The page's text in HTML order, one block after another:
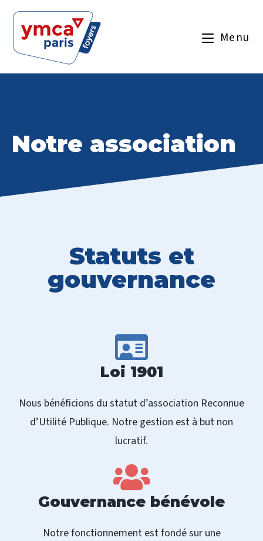
Menu
Notre association
Statuts et
gouvernance
Loi 1901
Nous bénéficions du statut d’association Reconnue
d’Utilité Publique. Notre gestion est à but non
lucratif.
Gouvernance bénévole
Notre fonctionnement est fondé sur une